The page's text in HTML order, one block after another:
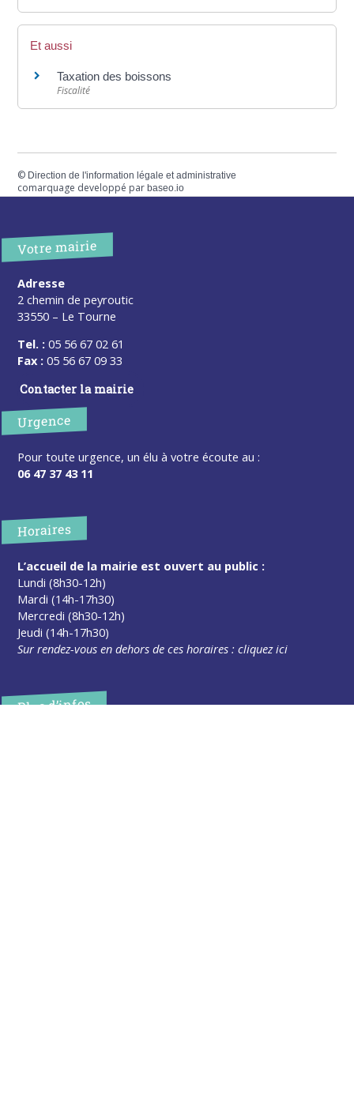
Et aussi
Taxation des boissons
Fiscalité
© Direction de l'information légale et administrative
comarquage developpé parbaseo.io
Votre mairie
Adresse
2 chemin de peyroutic
33550 – Le Tourne
Tel. : 05 56 67 02 61
Fax : 05 56 67 09 33
Contacter la mairie
Urgence
Pour toute urgence, un élu à votre écoute au :
06 47 37 43 11
Horaires
L’accueil de la mairie est ouvert au public :
Lundi (8h30-12h)
Mardi (14h-17h30)
Mercredi (8h30-12h)
Jeudi (14h-17h30)
Sur rendez-vous en dehors de ces horaires :cliquez ici
Plus d’infos